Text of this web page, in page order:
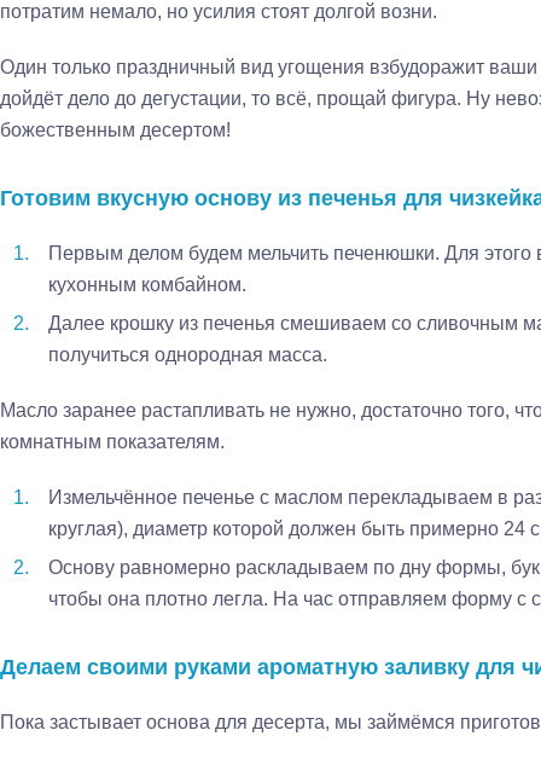
потратим немало, но усилия стоят долгой возни.
Один только праздничный вид угощения взбудоражит
дойдёт дело до дегустации, то всё, прощай фигура. Ну
божественным десертом!
Готовим вкусную основу из печенья для
Первым делом будем мельчить печенюшки. Для этого
кухонным комбайном.
Далее крошку из печенья смешиваем со сливочным
получиться однородная масса.
Масло заранее растапливать не нужно, достаточно того,
комнатным показателям.
Измельчённое печенье с маслом перекладываем в
круглая), диаметр которой должен быть примерно 24
Основу равномерно раскладываем по дну формы,
чтобы она плотно легла. На час отправляем форму с
Делаем своими руками ароматную заливку для
Пока застывает основа для десерта, мы займёмся